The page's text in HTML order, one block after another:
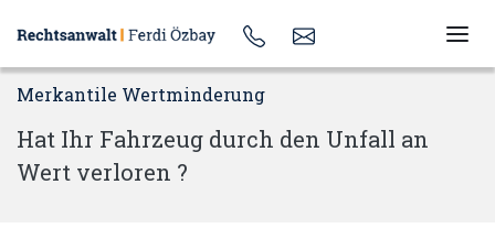
Merkantile Wertminderung
Hat Ihr Fahrzeug durch den Unfall an
Wert verloren ?